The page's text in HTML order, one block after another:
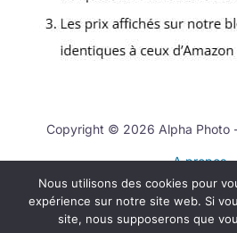
Copyright © 2026 Alpha Photo
A propos
Contact
Mentions
Nous utilisons des cookies pour
expérience sur notre site web. Si
site, nous supposerons que